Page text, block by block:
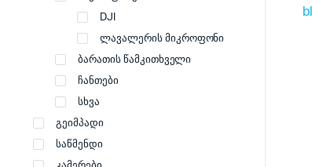
DJI
ლავალერის მიკროფონი
ბარათის წამკითხველი
ჩანთები
სხვა
გეიმპადი
საწმენდი